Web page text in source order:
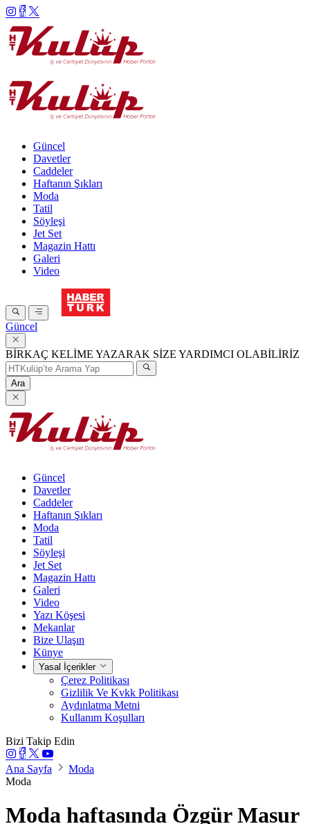
Güncel
Davetler
Caddeler
Haftanın Şıkları
Moda
Tatil
Söyleşi
Jet Set
Magazin Hattı
Galeri
Video
Güncel
BİRKAÇ KELİME YAZARAK SİZE YARDIMCI OLABİLİRİZ
Ara
Güncel
Davetler
Caddeler
Haftanın Şıkları
Moda
Tatil
Söyleşi
Jet Set
Magazin Hattı
Galeri
Video
Yazı Köşesi
Mekanlar
Bize Ulaşın
Künye
Yasal İçerikler
Çerez Politikası
Gizlilik Ve Kvkk Politikası
Aydınlatma Metni
Kullanım Koşulları
Bizi Takip Edin
Ana Sayfa
Moda
Moda
Moda haftasında Özgür Masur